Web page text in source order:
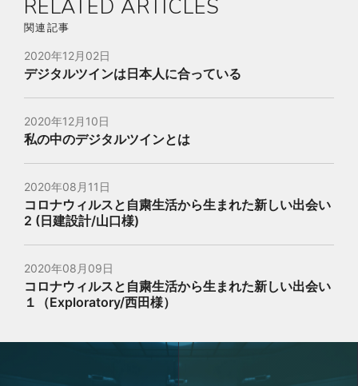
RELATED ARTICLES
関連記事
2020年12月02日
デジタルツインは日本人に合っている
2020年12月10日
私の中のデジタルツインとは
2020年08月11日
コロナウィルスと自粛生活から生まれた新しい出会い
2 (日建設計/山口様)
2020年08月09日
コロナウィルスと自粛生活から生まれた新しい出会い
１（Exploratory/西田様）